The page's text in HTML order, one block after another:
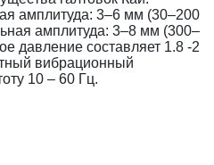
амплитуда: 3–6 мм (30–200
амплитуда: 3–8 мм (300–
давление составляет 1.8 -2
вибрационный
10 – 60 Гц.